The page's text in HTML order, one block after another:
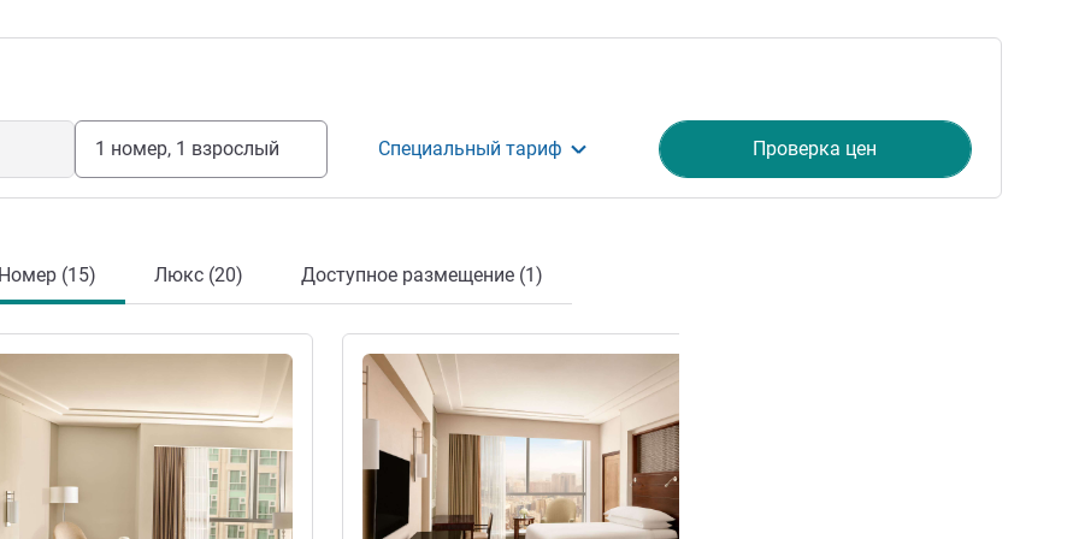
Clock Towers Complex,
возможность отдохнуть в
сервисом и
Каабу.
1 номер, 1 взрослый Специальный тариф Проверка цен
Номер (15) Люкс (20) Доступное размещение (1)
Подробная информация